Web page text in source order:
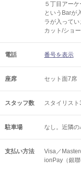
５丁目アー
というBarが
ラが入って
カット/ショ
電話 番号を表示
座席 セット面7席
スタッフ数 スタイリス
駐車場 なし。近隣の
支払い方法
Visa／
ionPay（銀